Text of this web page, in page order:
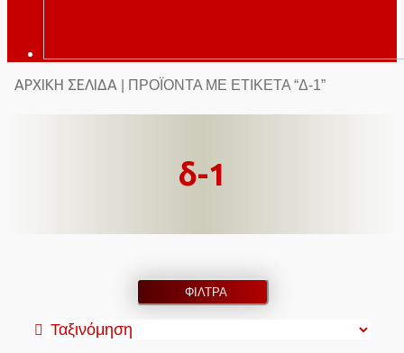
ΑΡΧΙΚΉ ΣΕΛΊΔΑ | ΠΡΟΪΌΝΤΑ ΜΕ ΕΤΙΚΈΤΑ “Δ-1”
δ-1
ΦΙΛΤΡΑ